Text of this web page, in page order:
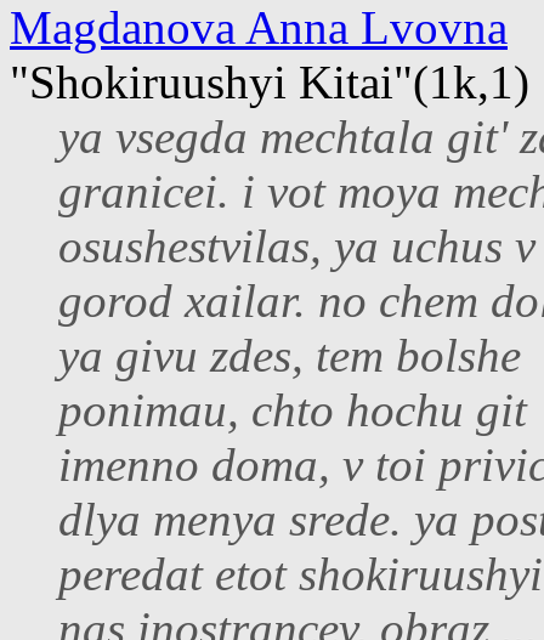
Magdanova Anna Lvovna
"Shokiruushyi Kitai"(1k,1)
ya vsegda mechtala git'
granicei. i vot moya
osushestvilas, ya uchus
gorod xailar. no chem
ya givu zdes, tem bolshe
ponimau, chto hochu git
imenno doma, v toi
dlya menya srede. ya
peredat etot
nas inostrancev, obraz ...